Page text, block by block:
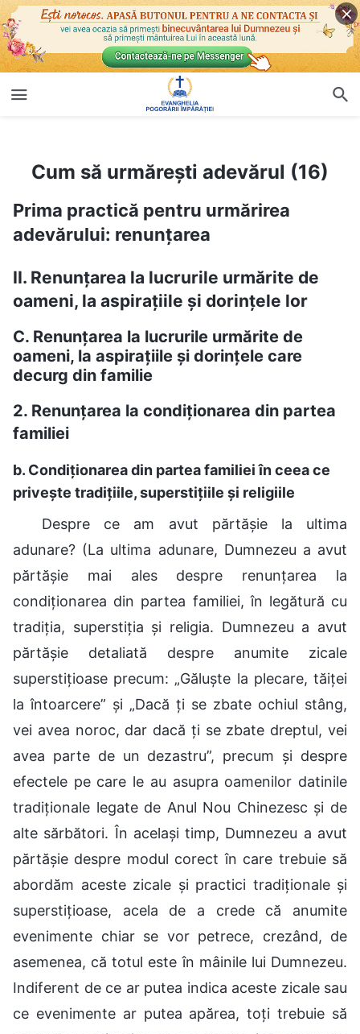
Cum să urmărești adevărul (16)
Cum să urmărești adevărul (16)
Prima practică pentru urmărirea
adevărului: renunțarea
II. Renunțarea la lucrurile urmărite de
oameni, la aspirațiile și dorințele lor
C. Renunțarea la lucrurile urmărite de
oameni, la aspirațiile și dorințele care
decurg din familie
2. Renunțarea la condiționarea din partea
familiei
b. Condiționarea din partea familiei în ceea ce
privește tradițiile, superstițiile și religiile
Despre ce am avut părtășie la ultima
adunare? (La ultima adunare, Dumnezeu a avut
părtășie mai ales despre renunțarea la
condiționarea din partea familiei, în legătură cu
tradiția, superstiția și religia. Dumnezeu a avut
părtășie detaliată despre anumite zicale
superstițioase precum: „Găluște la plecare, tăiței
la întoarcere” și „Dacă ți se zbate ochiul stâng,
vei avea noroc, dar dacă ți se zbate dreptul, vei
avea parte de un dezastru”, precum și despre
efectele pe care le au asupra oamenilor datinile
tradiționale legate de Anul Nou Chinezesc și de
alte sărbători. În același timp, Dumnezeu a avut
părtășie despre modul corect în care trebuie să
abordăm aceste zicale și practici tradiționale și
superstițioase, acela de a crede că anumite
evenimente chiar se vor petrece, crezând, de
asemenea, că totul este în mâinile lui Dumnezeu.
Indiferent de ce ar putea indica aceste zicale sau
ce evenimente ar putea apărea, toți trebuie să